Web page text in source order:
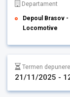
Departament
Depoul Brasov
Locomotive
Termen
21/11/2025 -